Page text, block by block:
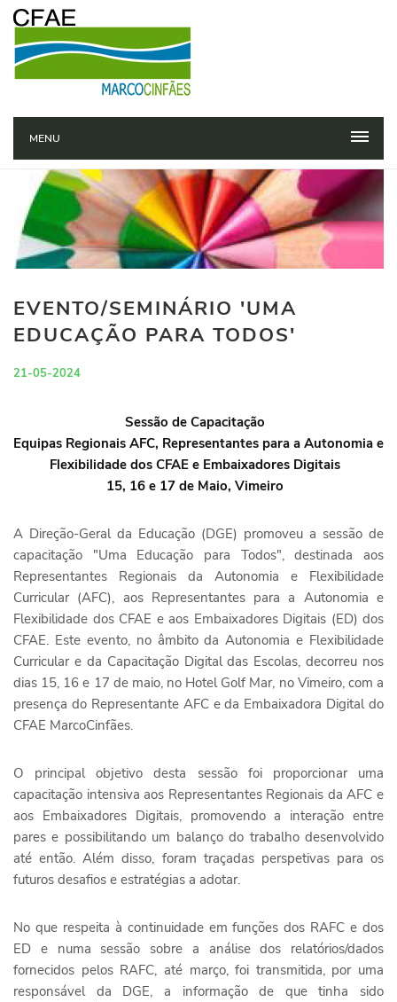
MENU
EVENTO/SEMINÁRIO 'UMA
EDUCAÇÃO PARA TODOS'
21-05-2024
Sessão de Capacitação
Equipas Regionais AFC, Representantes para a Autonomia e
Flexibilidade dos CFAE e Embaixadores Digitais
15, 16 e 17 de Maio, Vimeiro
A Direção-Geral da Educação (DGE) promoveu a sessão de
capacitação "Uma Educação para Todos", destinada aos
Representantes Regionais da Autonomia e Flexibilidade
Curricular (AFC), aos Representantes para a Autonomia e
Flexibilidade dos CFAE e aos Embaixadores Digitais (ED) dos
CFAE. Este evento, no âmbito da Autonomia e Flexibilidade
Curricular e da Capacitação Digital das Escolas, decorreu nos
dias 15, 16 e 17 de maio, no Hotel Golf Mar, no Vimeiro, com a
presença do Representante AFC e da Embaixadora Digital do
CFAE MarcoCinfães.
O principal objetivo desta sessão foi proporcionar uma
capacitação intensiva aos Representantes Regionais da AFC e
aos Embaixadores Digitais, promovendo a interação entre
pares e possibilitando um balanço do trabalho desenvolvido
até então. Além disso, foram traçadas perspetivas para os
futuros desafios e estratégias a adotar.
No que respeita à continuidade em funções dos RAFC e dos
ED e numa sessão sobre a análise dos relatórios/dados
fornecidos pelos RAFC, até março, foi transmitida, por uma
responsável da DGE, a informação de que tinha sido